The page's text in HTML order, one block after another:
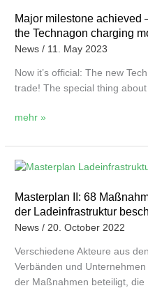
Major milestone achieved
the Technagon charging
News / 11. May 2023
Now it’s official: The new
trade! The special thing
achieved
–
calibration
mehr »
Masterplan II: 68
der Ladeinfrastruktur
News / 20. October 2022
Verschiedene Akteure aus
Verbänden und
der Maßnahmen beteiligt, die
Masterplan
68
Maßnahmen
für
schnellen
Ausbau
der